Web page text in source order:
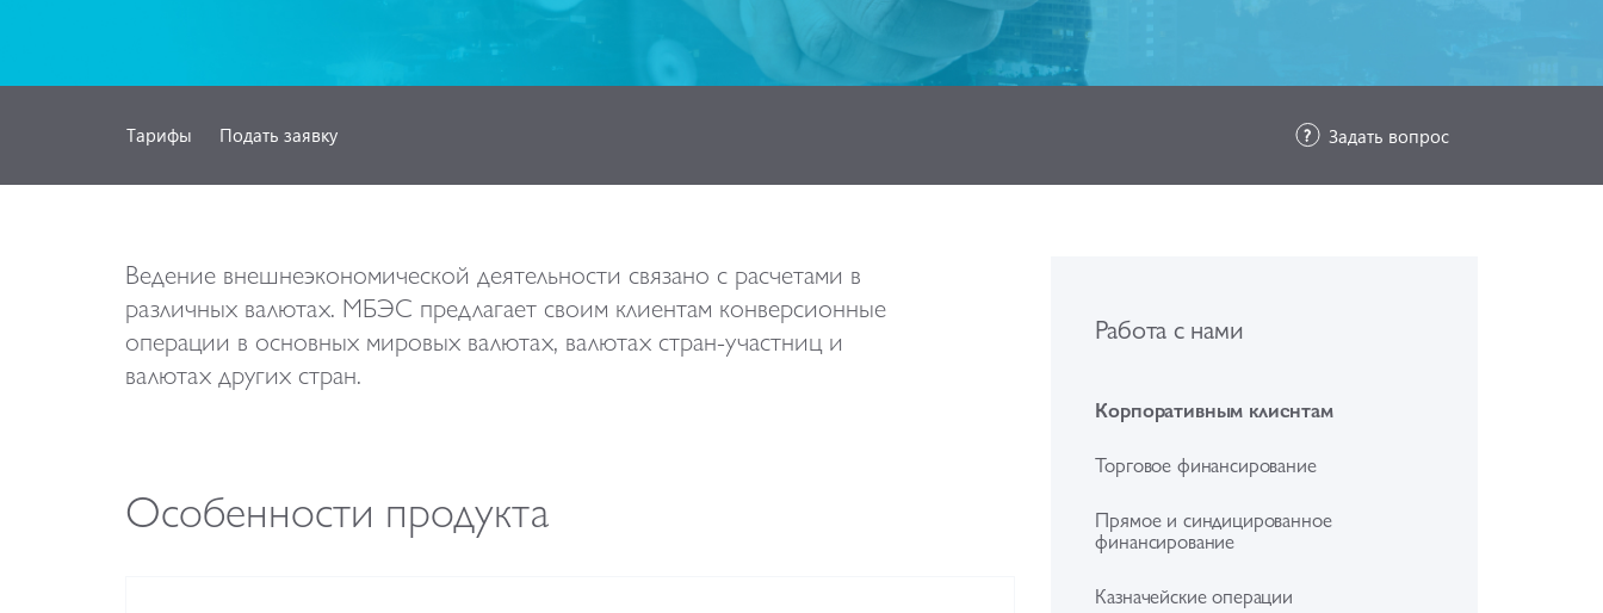
Тарифы Подать заявку Задать вопрос
Ведение внешнеэкономической деятельности связано с расчетами в
различных валютах. МБЭС предлагает своим клиентам конверсионные
операции в основных мировых валютах, валютах стран-участниц и
валютах других стран.
Особенности продукта
Работа с нами
Корпоративным клиентам
Торговое финансирование
Прямое и синдицированное
финансирование
Казначейские операции